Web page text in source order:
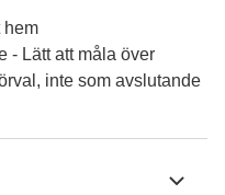
hem
- Lätt att måla över
inte som avslutande